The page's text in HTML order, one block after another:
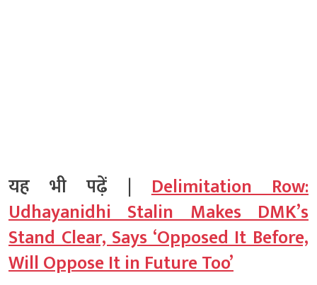
यह भी पढ़ें |Delimitation Row:
Udhayanidhi Stalin Makes DMK’s
Stand Clear, Says ‘Opposed It Before,
Will Oppose It in Future Too’